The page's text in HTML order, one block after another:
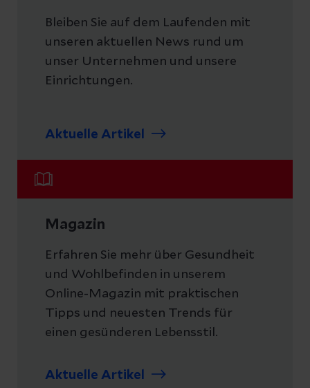
Bleiben Sie auf dem Laufenden mit
unseren aktuellen News rund um
unser Unternehmen und unsere
Einrichtungen.
Aktuelle Artikel
Magazin
Erfahren Sie mehr über Gesundheit
und Wohlbefinden in unserem
Online-Magazin mit praktischen
Tipps und neuesten Trends für
einen gesünderen Lebensstil.
Aktuelle Artikel